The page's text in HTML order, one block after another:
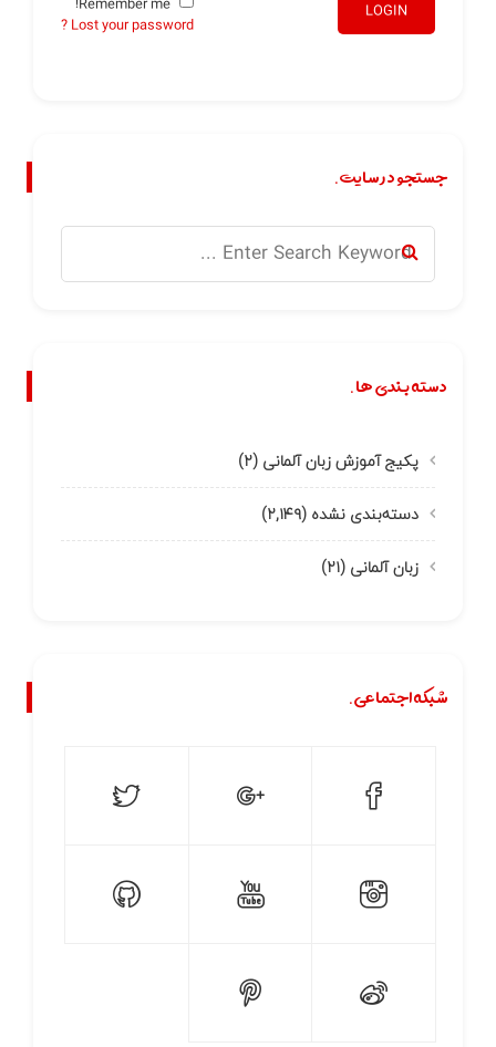
LOGIN
Lost your password ?
جستجو در سایت.
دسته بندی ها.
پکیج آموزش زبان آلمانی (۲)
دسته‌بندی نشده (۲,۱۴۹)
زبان آلمانی (۲۱)
شبکه اجتماعی.